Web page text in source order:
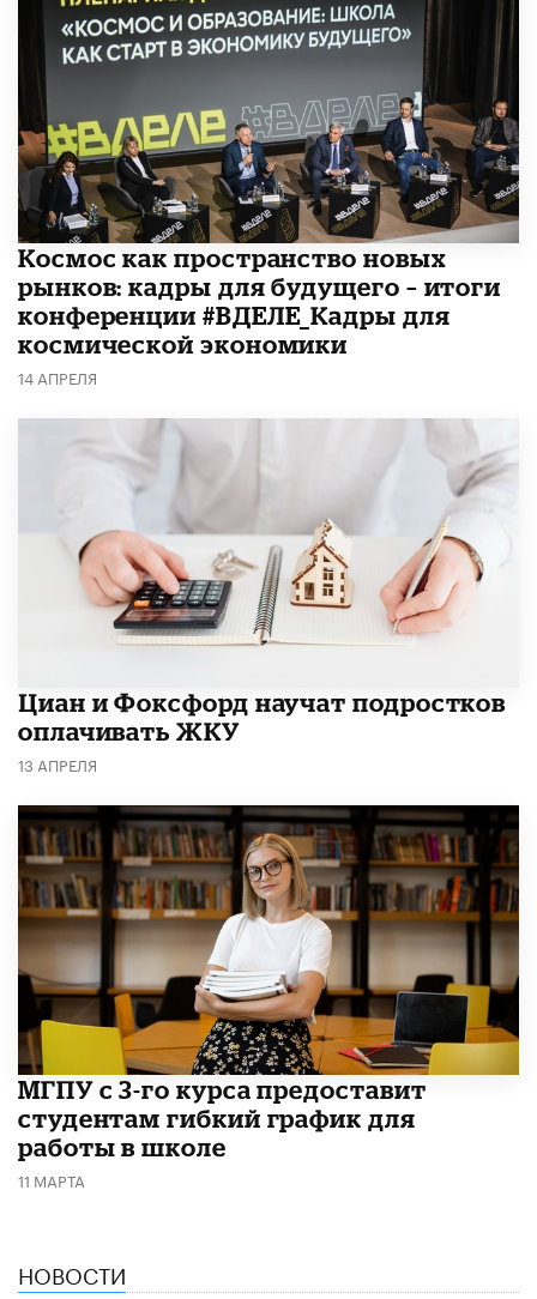
Космос как пространство новых
рынков: кадры для будущего – итоги
конференции #ВДЕЛЕ_Кадры для
космической экономики
14 АПРЕЛЯ
Циан и Фоксфорд научат подростков
оплачивать ЖКУ
13 АПРЕЛЯ
МГПУ с 3-го курса предоставит
студентам гибкий график для
работы в школе
11 МАРТА
НОВОСТИ